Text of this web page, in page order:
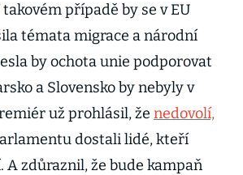
případě by se v EU
témata migrace a národní
by ochota unie podporovat
a Slovensko by nebyly v
už prohlásil, že nedovolí,
dostali lidé, kteří
A zdůraznil, že bude kampaň